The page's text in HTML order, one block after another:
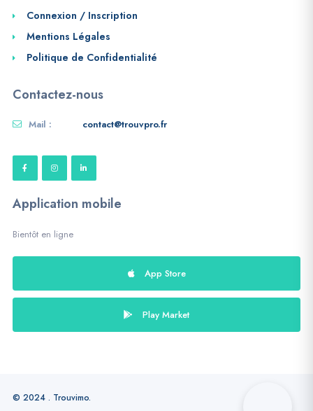
Connexion / Inscription
Mentions Légales
Politique de Confidentialité
Contactez-nous
Mail : contact@trouvpro.fr
Application mobile
Bientôt en ligne
App Store
Play Market
© 2024 . Trouvimo.